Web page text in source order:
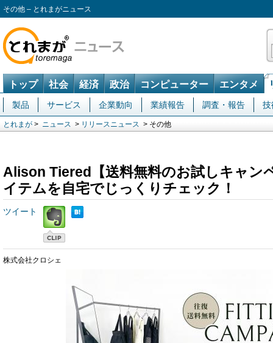
その他 – とれまがニュース
トップ 社会 経済 政治 コンピューター エンタメ
製品 サービス 企業動向 業績報告 調査・報告 技
とれまが > ニュース > リリースニュース > その他
Alison Tiered【送料無料のお試しキャン
イテムを自宅でじっくりチェック！
ツイート
株式会社クロシェ